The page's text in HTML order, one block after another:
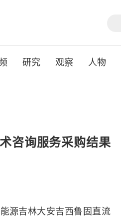
研究 观察 人物
咨询服务采购结果
源吉林大安吉西鲁固直流